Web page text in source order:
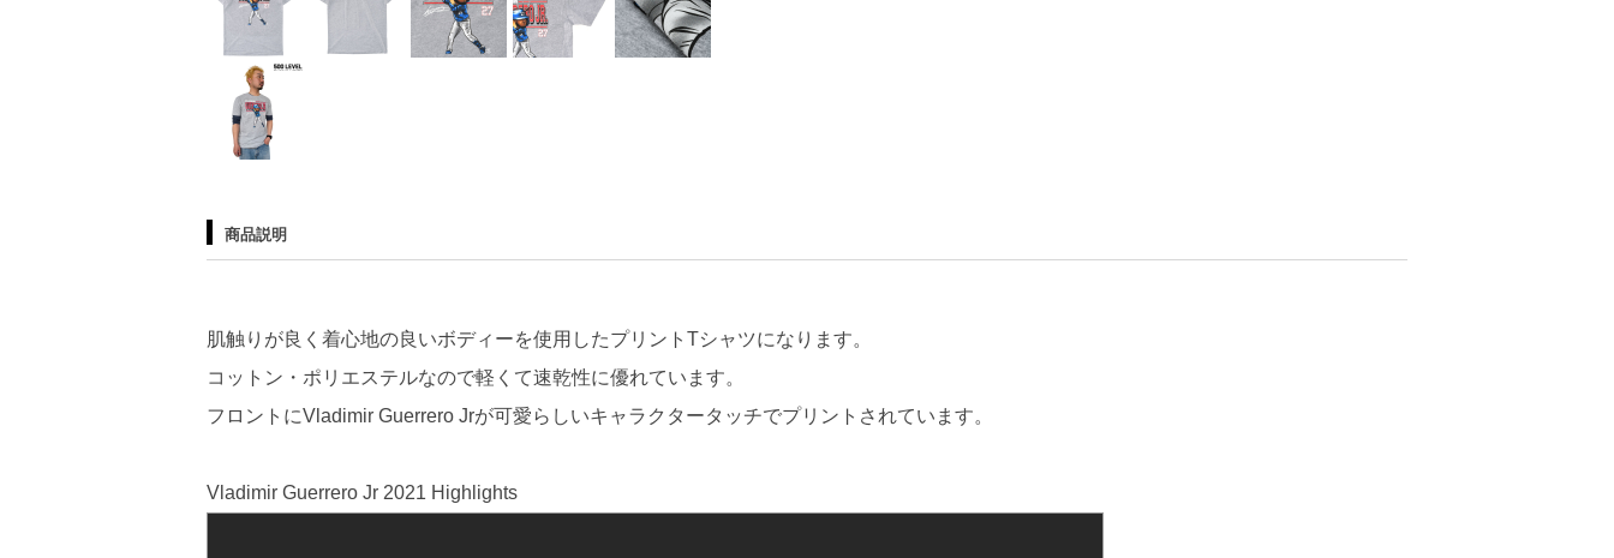
商品説明
肌触りが良く着心地の良いボディーを使用したプリントTシャツになります。
コットン・ポリエステルなので軽くて速乾性に優れています。
フロントにVladimir Guerrero Jrが可愛らしいキャラクタータッチでプリントされています。
Vladimir Guerrero Jr 2021 Highlights